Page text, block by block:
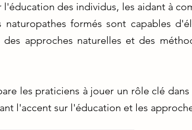
des individus, les aidant à
formés sont capables
approches naturelles et des
les praticiens à jouer un rôle clé
l'accent sur l'éducation et les